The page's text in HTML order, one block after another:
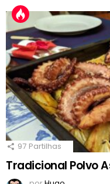
97 Partilhas
Tradicional Polvo